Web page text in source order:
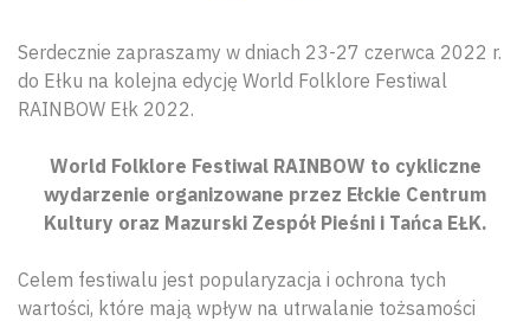
Serdecznie zapraszamy w dniach 23-27 czerwca 2022 r.
do Ełku na kolejna edycję World Folklore Festiwal
RAINBOW Ełk 2022.
World Folklore Festiwal RAINBOW to cykliczne
wydarzenie organizowane przez Ełckie Centrum
Kultury oraz Mazurski Zespół Pieśni i Tańca EŁK.
Celem festiwalu jest popularyzacja i ochrona tych
wartości, które mają wpływ na utrwalanie tożsamości